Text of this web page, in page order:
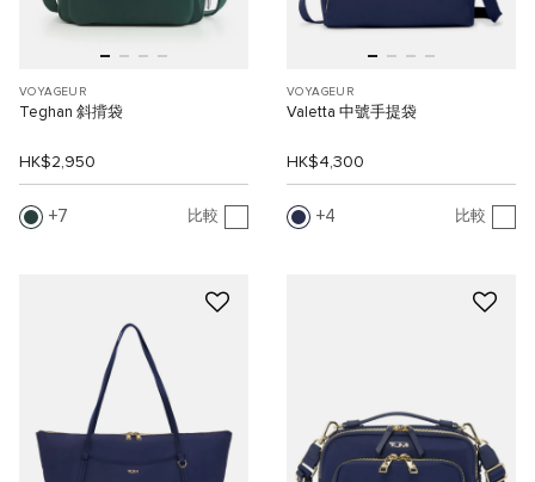
VOYAGEUR
Teghan 斜揹袋
HK$2,950
7 比較
VOYAGEUR
Valetta 中號手提袋
HK$4,300
4 比較